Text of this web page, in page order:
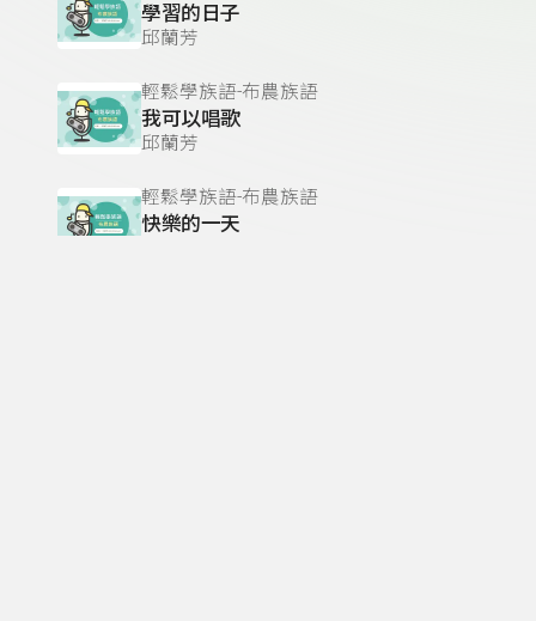
學習的日子
邱蘭芳
輕鬆學族語-布農族語
我可以唱歌
邱蘭芳
輕鬆學族語-布農族語
快樂的一天